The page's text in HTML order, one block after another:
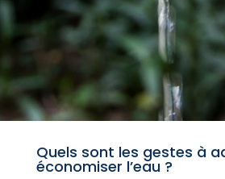
Quels sont les gestes à
économiser l’eau ?